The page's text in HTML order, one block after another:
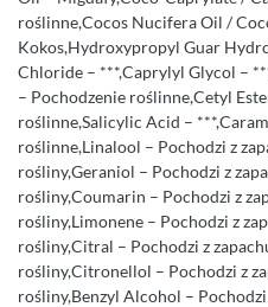
roślinne,Cocos Nucifera Oil /
Kokos,Hydroxypropyl Guar
Chloride – ***,Caprylyl Glycol –
– Pochodzenie roślinne,Cetyl
roślinne,Salicylic Acid –
roślinne,Linalool – Pochodzi z
rośliny,Geraniol – Pochodzi z
rośliny,Coumarin – Pochodzi z
rośliny,Limonene – Pochodzi z
rośliny,Citral – Pochodzi z
rośliny,Citronellol – Pochodzi z
rośliny,Benzyl Alcohol –